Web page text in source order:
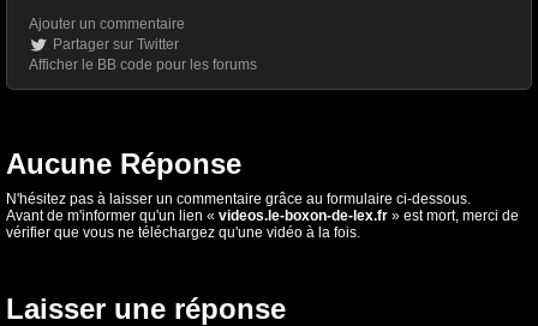
Ajouter un commentaire
Partager sur Twitter
Afficher le BB code pour les forums
Aucune Réponse
N'hésitez pas à laisser un commentaire grâce au formulaire ci-dessous.
Avant de m'informer qu'un lien « videos.le-boxon-de-lex.fr » est mort, merci de
vérifier que vous ne téléchargez qu'une vidéo à la fois.
Laisser une réponse